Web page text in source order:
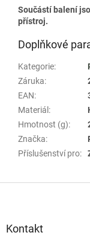
Součástí balení
přístroj.
Doplňkové
Kategorie:
Záruka:
EAN:
Materiál :
Hmotnost (g):
Značka:
Příslušenství pro:
Kontakt